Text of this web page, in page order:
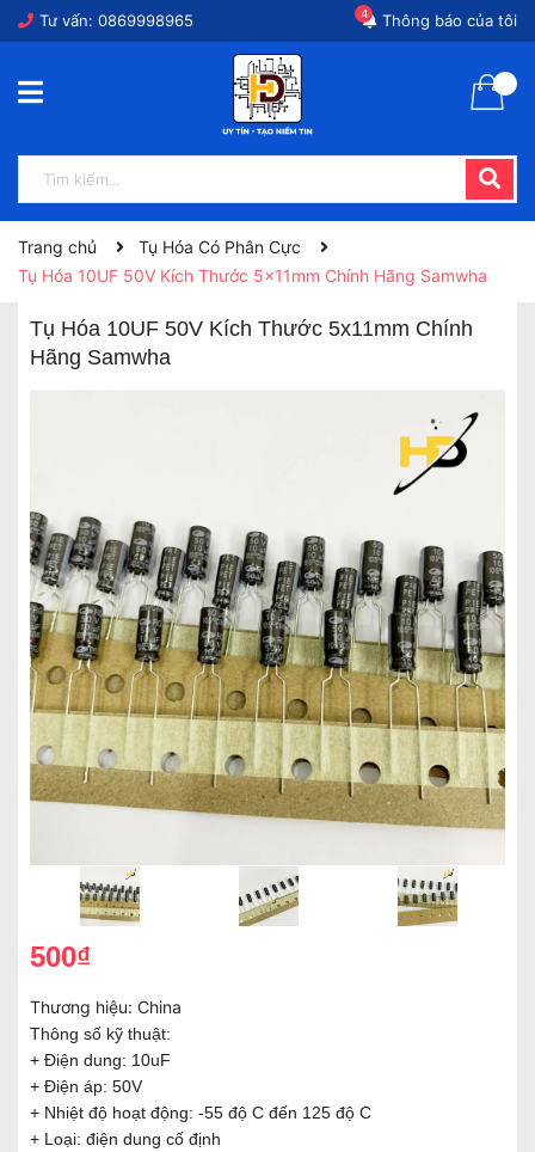
Tư vấn: 0869998965 Thông báo của tôi
4
Trang chủ
Tụ Hóa Có Phân Cực
Tụ Hóa 10UF 50V Kích Thước 5x11mm Chính Hãng Samwha
Tụ Hóa 10UF 50V Kích Thước 5x11mm Chính
Hãng Samwha
500₫
Thương hiệu: China
Thông số kỹ thuật:
+ Điện dung: 10uF
+ Điện áp: 50V
+ Nhiệt độ hoạt động: -55 độ C đến 125 độ C
+ Loại: điện dung cố định